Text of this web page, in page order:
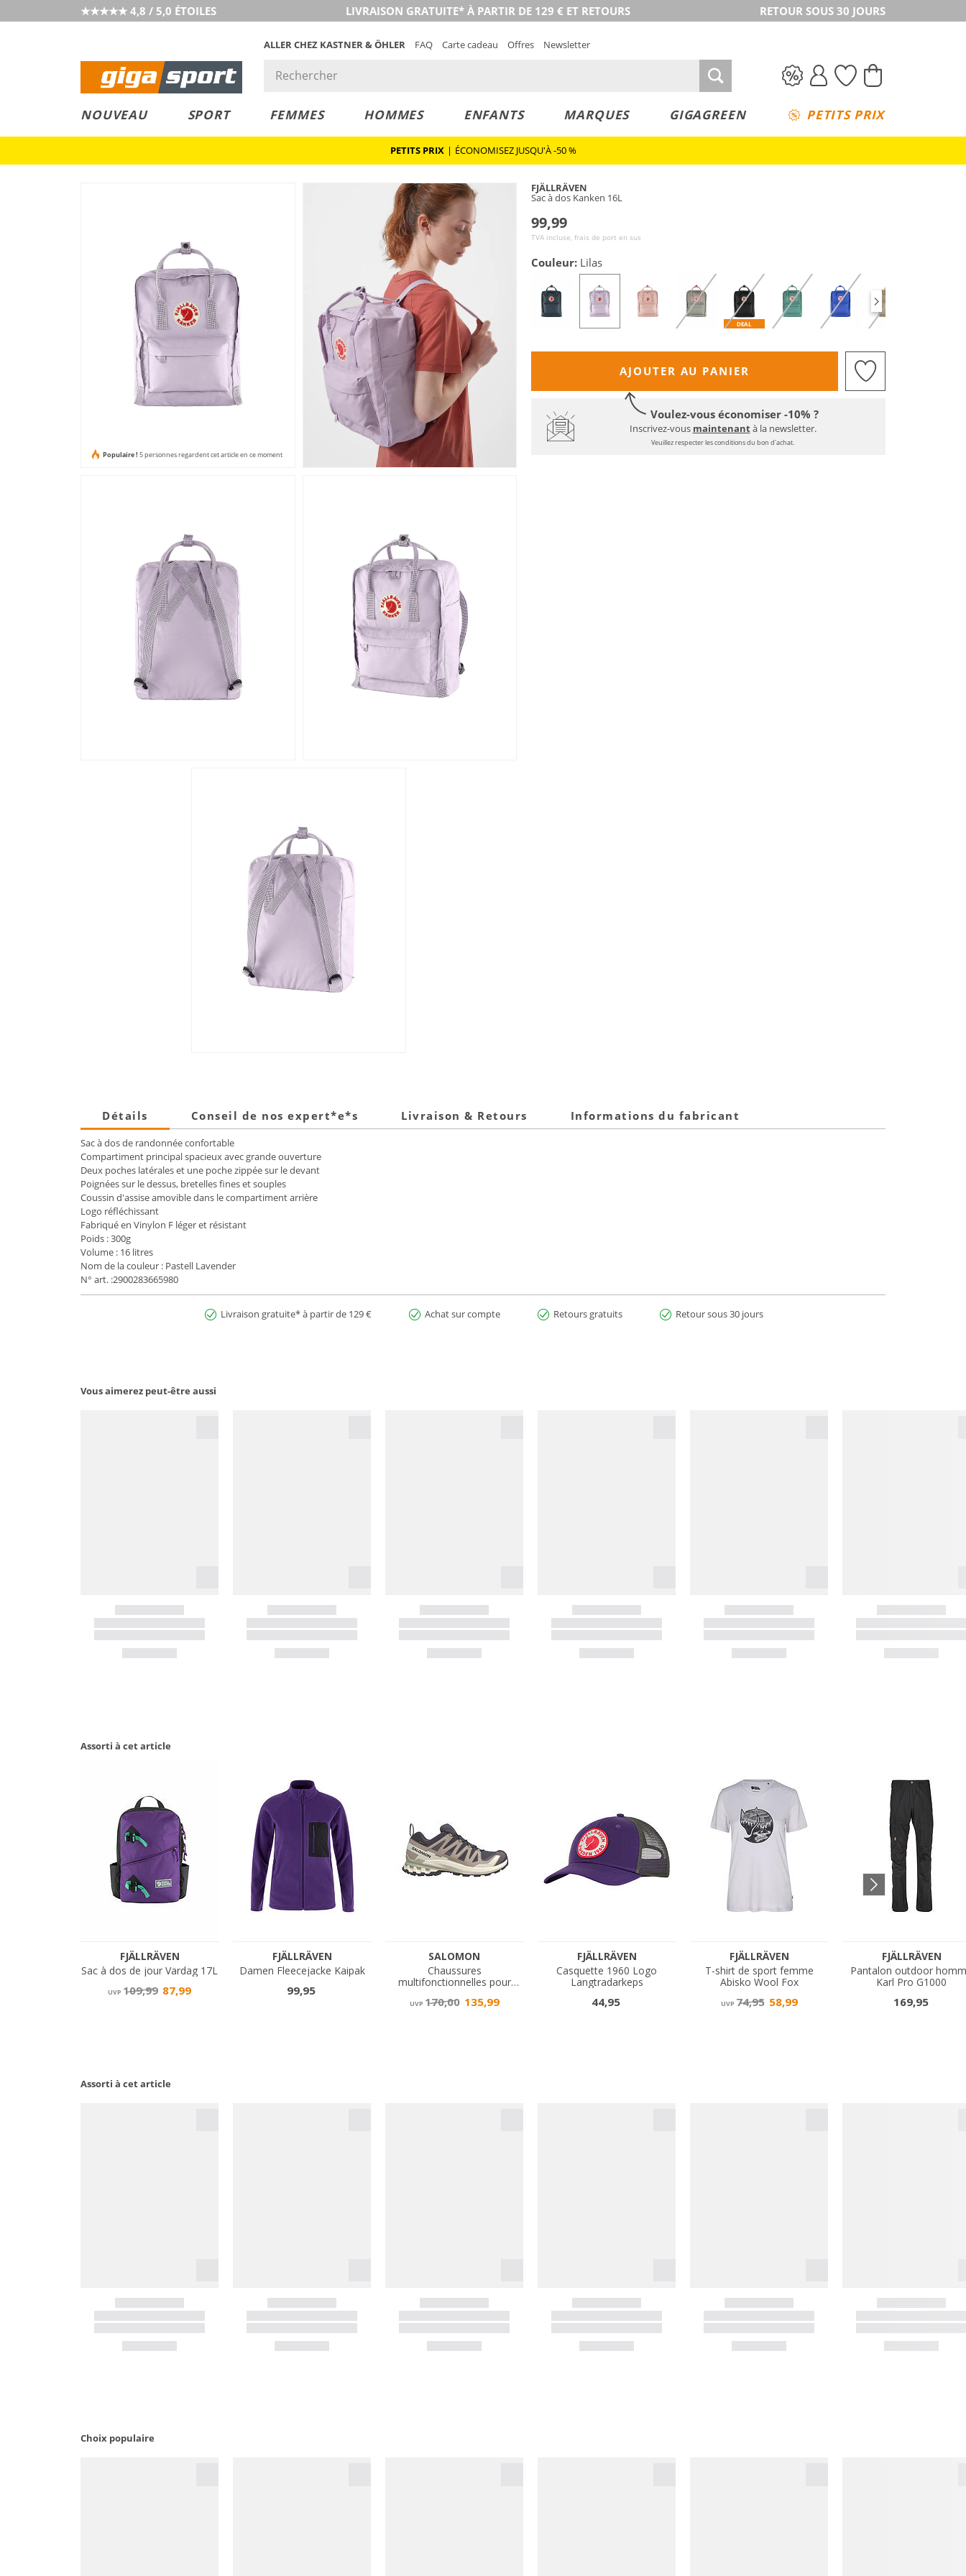
★★★★★ 4,8 / 5,0 ÉTOILES LIVRAISON GRATUITE* À PARTIR DE 129 € ET RETOURS RETOUR SOUS 30 JOURS
ALLER CHEZ KASTNER & ÖHLER FAQ Carte cadeau Offres Newsletter
NOUVEAU SPORT FEMMES HOMMES ENFANTS MARQUES GIGAGREEN PETITS PRIX
PETITS PRIX | ÉCONOMISEZ JUSQU'À -50 %
Populaire ! 5 personnes regardent cet article en ce moment
FJÄLLRÄVEN
Sac à dos Kanken 16L
99,99
TVA incluse, frais de port en sus
Couleur: Lilas
DEAL
AJOUTER AU PANIER
Voulez-vous économiser -10% ?
Inscrivez-vous maintenantà la newsletter.
Veuillez respecter les conditions du bon d'achat.
Détails Conseil de nos expert*e*s Livraison & Retours Informations du fabricant
Sac à dos de randonnée confortable
Compartiment principal spacieux avec grande ouverture
Deux poches latérales et une poche zippée sur le devant
Poignées sur le dessus, bretelles fines et souples
Coussin d'assise amovible dans le compartiment arrière
Logo réfléchissant
Fabriqué en Vinylon F léger et résistant
Poids : 300g
Volume : 16 litres
Nom de la couleur : Pastell Lavender
N° art. :2900283665980
Livraison gratuite* à partir de 129 € Achat sur compte Retours gratuits Retour sous 30 jours
Vous aimerez peut-être aussi
Assorti à cet article
Assorti à cet article
Choix populaire